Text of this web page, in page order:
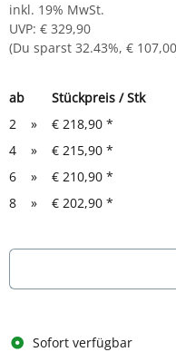
inkl. 19% MwSt.
UVP: € 329,90
(Du sparst 32.43%, € 107,00
ab
Stückpreis / Stk
2
» € 218,90 *
4
» € 215,90 *
6
» € 210,90 *
8
» € 202,90 *
Sofort verfügbar